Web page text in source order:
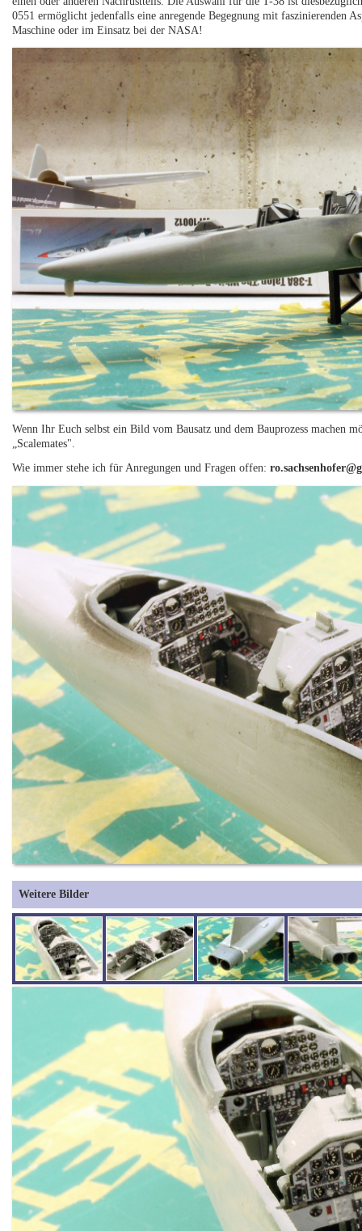
0551 ermöglicht jedenfalls eine anregende Begegnung mit faszinierenden
Maschine oder im Einsatz bei der NASA!
Wenn Ihr Euch selbst ein Bild vom Bausatz und dem Bauprozess machen
„Scalemates".
Wie immer stehe ich für Anregungen und Fragen offen:
Weitere Bilder